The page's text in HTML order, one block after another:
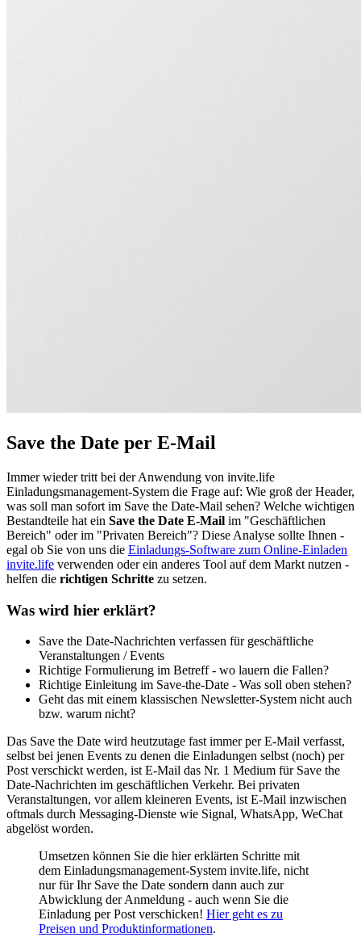
Save the Date per E-Mail
Immer wieder tritt bei der Anwendung von invite.life
Einladungsmanagement-System die Frage auf: Wie groß der Header,
was soll man sofort im Save the Date-Mail sehen? Welche wichtigen
Bestandteile hat ein Save the Date E-Mail im "Geschäftlichen
Bereich" oder im "Privaten Bereich"? Diese Analyse sollte Ihnen -
egal ob Sie von uns die Einladungs-Software zum Online-Einladen
invite.life verwenden oder ein anderes Tool auf dem Markt nutzen -
helfen die richtigen Schritte zu setzen.
Was wird hier erklärt?
Save the Date-Nachrichten verfassen für geschäftliche
Veranstaltungen / Events
Richtige Formulierung im Betreff - wo lauern die Fallen?
Richtige Einleitung im Save-the-Date - Was soll oben stehen?
Geht das mit einem klassischen Newsletter-System nicht auch
bzw. warum nicht?
Das Save the Date wird heutzutage fast immer per E-Mail verfasst,
selbst bei jenen Events zu denen die Einladungen selbst (noch) per
Post verschickt werden, ist E-Mail das Nr. 1 Medium für Save the
Date-Nachrichten im geschäftlichen Verkehr. Bei privaten
Veranstaltungen, vor allem kleineren Events, ist E-Mail inzwischen
oftmals durch Messaging-Dienste wie Signal, WhatsApp, WeChat
abgelöst worden.
Umsetzen können Sie die hier erklärten Schritte mit
dem Einladungsmanagement-System invite.life, nicht
nur für Ihr Save the Date sondern dann auch zur
Abwicklung der Anmeldung - auch wenn Sie die
Einladung per Post verschicken! Hier geht es zu
Preisen und Produktinformationen.